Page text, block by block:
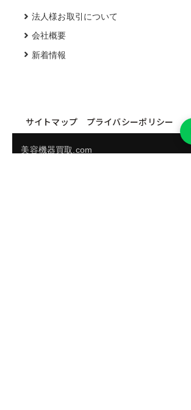
法人様お取引について
会社概要
新着情報
サイトマップ プライバシーポリシー
美容機器買取.com